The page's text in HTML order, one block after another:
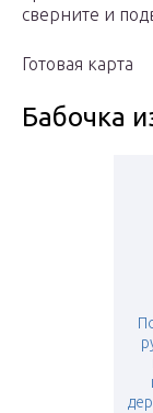
сверните и
Готовая карта
Бабочка